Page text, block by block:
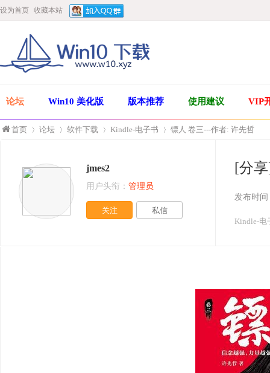
设为首页 收藏本站
论坛 Win10 美化版 版本推荐 使用建议 VIP
首页
»
论坛 软件下载
›
Kindle-电子书 镖人 卷三---作者: 许先哲
[分
发布时间
Kindle-电
jmes2
用户头衔： 管理员
关注 私信